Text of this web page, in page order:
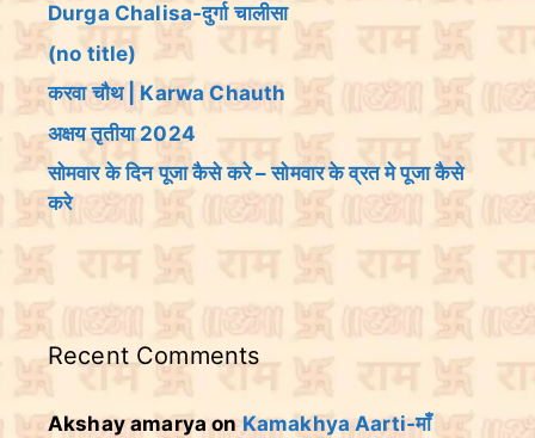
Durga Chalisa-दुर्गा चालीसा
(no title)
करवा चौथ | Karwa Chauth
अक्षय तृतीया 2024
सोमवार के दिन पूजा कैसे करे – सोमवार के व्रत मे पूजा कैसे
करे
Recent Comments
Akshay amarya on Kamakhya Aarti-माँ